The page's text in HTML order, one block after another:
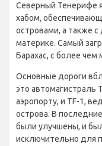
Северный Тенерифе
хабом,
островами, а также
материке. Самый
Барахас, с более
Основные дороги
это автомагистраль
аэропорту, и TF-1,
острова. В
были улучшены, и
исключительно для